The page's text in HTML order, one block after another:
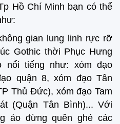
Hồ Chí Minh bạn có thể
gian lung linh rực rỡ
Gothic thời Phục Hưng
nổi tiếng như: xóm đạo
quận 8, xóm đạo Tân
Thủ Đức), xóm đạo Tam
(Quận Tân Bình)... Với
ảo đừng quên ghé các